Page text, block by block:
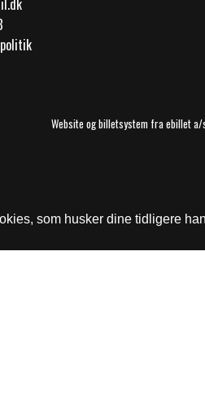
som husker dine tidligere
Website og billetsystem fra ebillet a/